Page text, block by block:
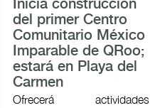
Inicia construcción
del primer Centro
Comunitario México
Imparable de QRoo;
estará en Playa del
Carmen
Ofrecerá actividades